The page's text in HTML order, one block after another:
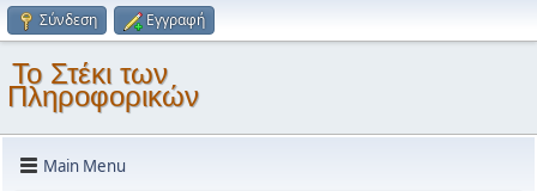
Σύνδεση Εγγραφή
Το Στέκι των
Πληροφορικών
Main Menu